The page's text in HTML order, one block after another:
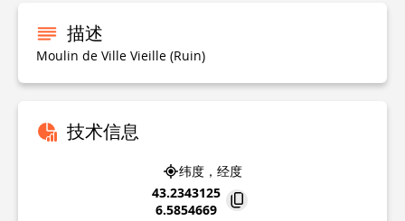
描述
Moulin de Ville Vieille (Ruin)
技术信息
纬度，经度
43.2343125
6.5854669